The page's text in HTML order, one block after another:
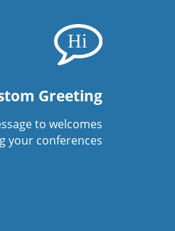
Greeting
to welcomes
your conferences.